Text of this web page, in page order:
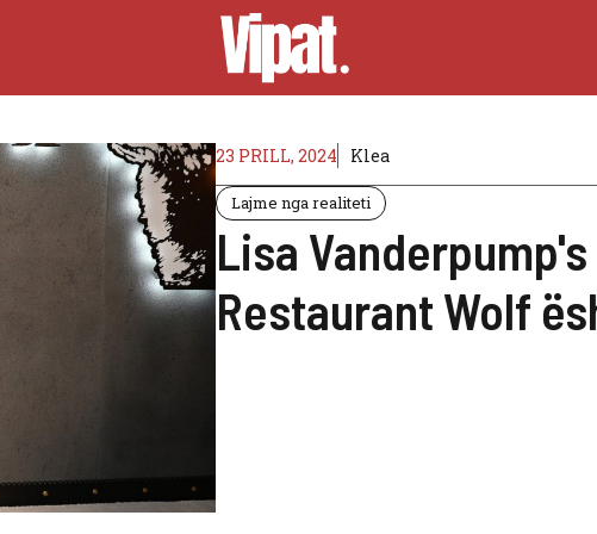
23 PRILL, 2024 Klea
Lajme nga realiteti
Lisa
Restaurant Wolf